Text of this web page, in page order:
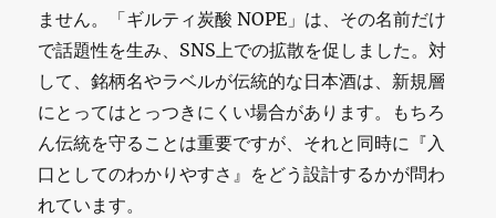
ません。「ギルティ炭酸 NOPE」は、その名前だけ
で話題性を生み、SNS上での拡散を促しました。対
して、銘柄名やラベルが伝統的な日本酒は、新規層
にとってはとっつきにくい場合があります。もちろ
ん伝統を守ることは重要ですが、それと同時に『入
口としてのわかりやすさ』をどう設計するかが問わ
れています。